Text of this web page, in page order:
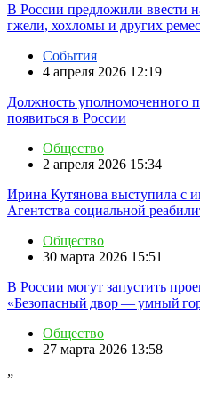
В России предложили ввести
гжели, хохломы и других
События
4 апреля 2026 12:19
Должность уполномоченного
появиться в России
Общество
2 апреля 2026 15:34
Ирина Кутянова выступила с
Агентства социальной
Общество
30 марта 2026 15:51
В России могут запустить
«Безопасный двор — умный
Общество
27 марта 2026 13:58
”